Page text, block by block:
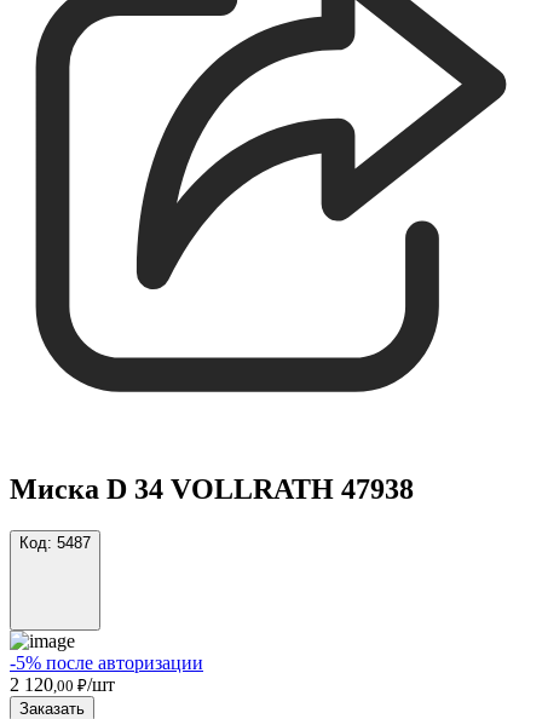
Миска D 34 VOLLRATH 47938
Код: 5487
-5% после авторизации
2 120 ,00 ₽/шт
Заказать